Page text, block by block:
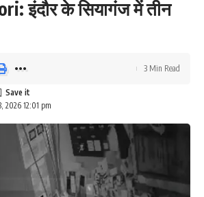
इंदौर के सियागंज में तीन
2026 12:01 pm
3 Min Read